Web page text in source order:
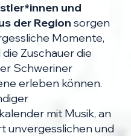
und
der Region sorgen
Momente,
Zuschauer die
Schweriner
erleben können.
mit Musik, an
unvergesslichen und